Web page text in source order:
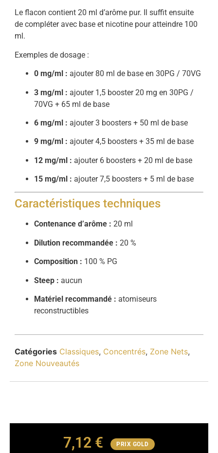
Le flacon contient 20 ml d’arôme pur. Il suffit ensuite
de compléter avec base et nicotine pour atteindre 100
ml.
Exemples de dosage :
0 mg/ml : ajouter 80 ml de base en 30PG / 70VG
3 mg/ml : ajouter 1,5 booster 20 mg en 30PG /
70VG + 65 ml de base
6 mg/ml : ajouter 3 boosters + 50 ml de base
9 mg/ml : ajouter 4,5 boosters + 35 ml de base
12 mg/ml : ajouter 6 boosters + 20 ml de base
15 mg/ml : ajouter 7,5 boosters + 5 ml de base
Caractéristiques techniques
Contenance d’arôme : 20 ml
Dilution recommandée : 20 %
Composition : 100 % PG
Steep : aucun
Matériel recommandé : atomiseurs
reconstructibles
Catégories Classiques, Concentrés, Zone Nets,
Zone Nouveautés
7,12 € PRIX GOLD